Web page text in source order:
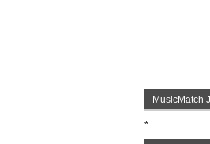
MusicMatch
*